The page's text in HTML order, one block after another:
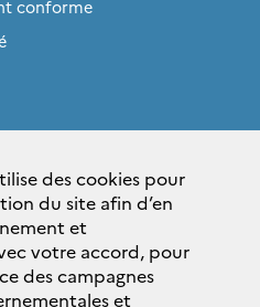
des cookies pour
du site afin d’en
et
votre accord, pour
des campagnes
et
conforme